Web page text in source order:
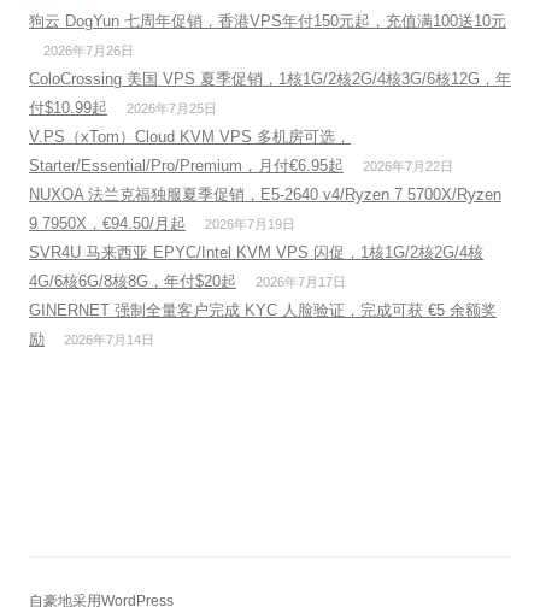
狗云 DogYun 七周年促销，香港VPS年付150元起，充值满100送10元
2026年7月26日
ColoCrossing 美国 VPS 夏季促销，1核1G/2核2G/4核3G/6核12G，年
付$10.99起
2026年7月25日
V.PS（xTom）Cloud KVM VPS 多机房可选，
Starter/Essential/Pro/Premium，月付€6.95起
2026年7月22日
NUXOA 法兰克福独服夏季促销，E5-2640 v4/Ryzen 7 5700X/Ryzen
9 7950X，€94.50/月起
2026年7月19日
SVR4U 马来西亚 EPYC/Intel KVM VPS 闪促，1核1G/2核2G/4核
4G/6核6G/8核8G，年付$20起
2026年7月17日
GINERNET 强制全量客户完成 KYC 人脸验证，完成可获 €5 余额奖
励
2026年7月14日
自豪地采用WordPress